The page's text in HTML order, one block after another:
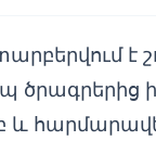
է
ծրագրերից
և